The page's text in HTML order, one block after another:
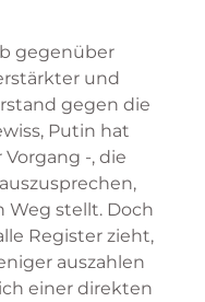
gegenüber
und
gegen die
Putin hat
-, die
Weg stellt. Doch
Register zieht,
auszahlen
einer direkten